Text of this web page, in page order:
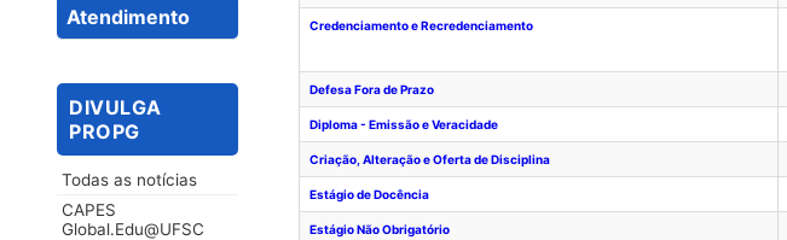
Atendimento
DIVULGA
PROPG
Todas as notícias
CAPES
Global.Edu@UFSC
Credenciamento e Recredenciamento
Defesa Fora de Prazo
Diploma - Emissão e Veracidade
Criação, Alteração e Oferta de Disciplina
Estágio de Docência
Estágio Não Obrigatório